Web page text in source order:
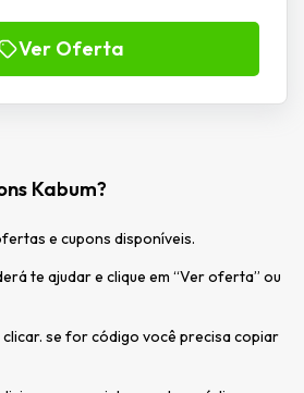
Ver Oferta
Kabum?
e cupons disponíveis.
te ajudar e clique em “Ver oferta” ou
se for código você precisa copiar